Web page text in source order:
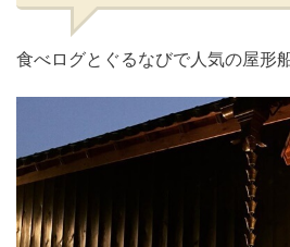
食べログとぐるなびで人気の屋形